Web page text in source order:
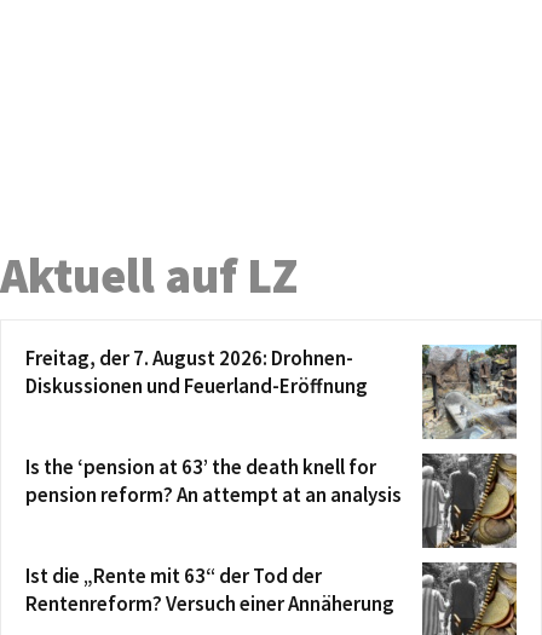
Aktuell auf LZ
Freitag, der 7. August 2026: Drohnen-
Diskussionen und Feuerland-Eröffnung
Is the ‘pension at 63’ the death knell for
pension reform? An attempt at an analysis
Ist die „Rente mit 63“ der Tod der
Rentenreform? Versuch einer Annäherung